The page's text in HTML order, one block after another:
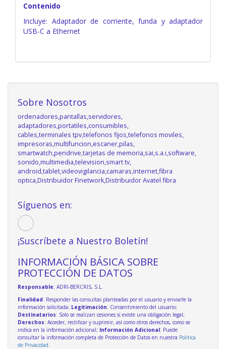
Contenido
Incluye: Adaptador de corriente, funda y adaptador
USB-C a Ethernet
Sobre Nosotros
ordenadores,pantallas,servidores,
adaptadores,portatiles,consumibles,
cables,terminales tpv,telefonos fijos,telefonos moviles,
impresoras,multifuncion,escaner,pilas,
smartwatch,pendrive,tarjetas de memoria,sai,s.a.i,software,
sonido,multimedia,television,smart tv,
android,tablet,videovigilancia,camaras,internet,fibra
optica,Distribuidor Finetwork,Distribuidor Avatel fibra
Síguenos en:
¡Suscríbete a Nuestro Boletín!
INFORMACIÓN BÁSICA SOBRE
PROTECCIÓN DE DATOS
Responsable: ADRI-BERCRIS, S.L.
Finalidad: Responder las consultas planteadas por el usuario y enviarle la
información solicitada; Legitimación: Consentimiento del usuario;
Destinatarios: Solo se realizan cesiones si existe una obligación legal;
Derechos: Acceder, rectificar y suprimir, así como otros derechos, como se
indica en la información adicional; Información Adicional: Puede
consultar la información completa de Protección de Datos en nuestra Política
de Privacidad